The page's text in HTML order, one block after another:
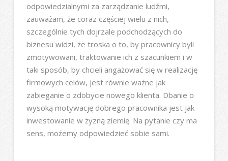
odpowiedzialnymi za zarządzanie ludźmi,
zauważam, że coraz częściej wielu z nich,
szczególnie tych dojrzale podchodzących do
biznesu widzi, że troska o to, by pracownicy byli
zmotywowani, traktowanie ich z szacunkiem i w
taki sposób, by chcieli angażować się w realizację
firmowych celów, jest równie ważne jak
zabieganie o zdobycie nowego klienta. Dbanie o
wysoką motywację dobrego pracownika jest jak
inwestowanie w żyzną ziemię. Na pytanie czy ma
sens, możemy odpowiedzieć sobie sami.